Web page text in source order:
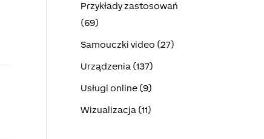
Przykłady zastosowań
(69)
Samouczki video (27)
Urządzenia (137)
Usługi online (9)
Wizualizacja (11)